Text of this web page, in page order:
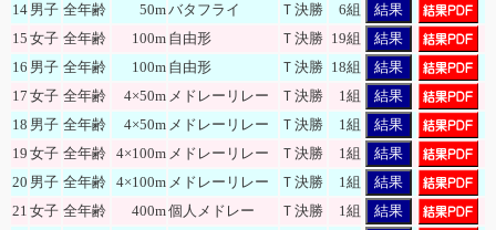
14 男子 全年齢 50mバタフライ Ｔ決勝 6組
結果
15 女子 全年齢 100m 自由形 Ｔ決勝 19組
結果
16 男子 全年齢 100m 自由形 Ｔ決勝 18組
結果
17 女子 全年齢 4×50m メドレーリレー Ｔ決勝 1組
結果
18 男子 全年齢 4×50m メドレーリレー Ｔ決勝 1組
結果
19 女子 全年齢 4×100m メドレーリレー Ｔ決勝 1組
結果
20 男子 全年齢 4×100m メドレーリレー Ｔ決勝 1組
結果
21 女子 全年齢 400m個人メドレー Ｔ決勝 1組
結果